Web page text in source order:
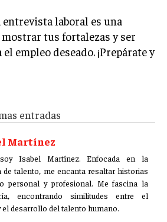
entrevista laboral es una
tus fortalezas y ser
empleo deseado. ¡Prepárate y
entradas
Martínez
Isabel Martínez. Enfocada en la
de talento, me encanta resaltar historias
personal y profesional. Me fascina la
encontrando similitudes entre el
desarrollo del talento humano.